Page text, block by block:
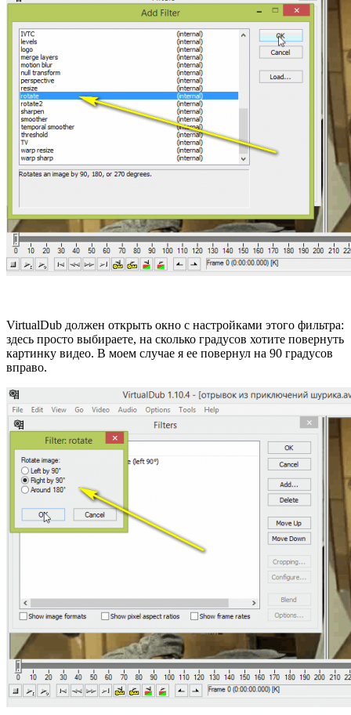
VirtualDub должен открыть окно с настройками этого фильтра:
здесь просто выбираете, на сколько градусов хотите повернуть
картинку видео. В моем случае я ее повернул на 90 градусов
вправо.